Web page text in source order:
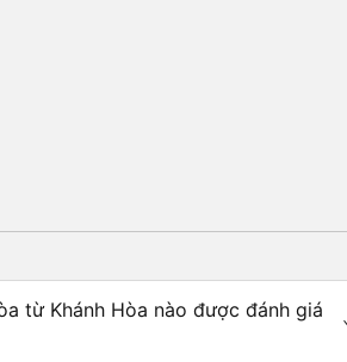
từ Khánh Hòa nào được đánh giá